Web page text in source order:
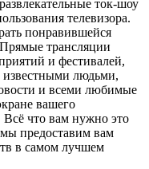
ток-шоу
телевизора.
понравившейся
трансляции
и фестивалей,
известными людьми,
и всеми любимые
вашего
Всё что вам нужно это
предоставим вам
в самом лучшем